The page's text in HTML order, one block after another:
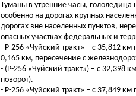
Туманы в утренние часы, гололедица
особенно на дорогах крупных
дорогах вне населенных пунктов,
опасных участках федеральных и
- Р-256 «Чуйский тракт» – с 35,812
0,165 км, пересечение с
- (Р-256 «Чуйский тракт») – с 32,398
поворот).
- Р-256 «Чуйский тракт» – с 37,849